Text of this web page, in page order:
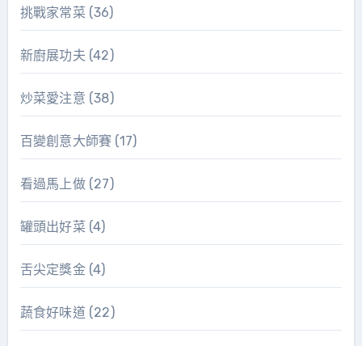
挑戰家常菜 (36)
新廚展功夫 (42)
炒菜愛注意 (38)
百變創意大師賽 (17)
看過馬上做(27)
罐頭出好菜 (4)
舌尖定獎金(4)
蔬食好味道 (22)